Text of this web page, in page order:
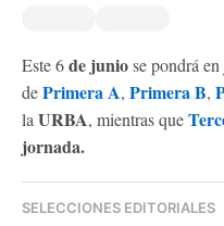
Este 6de juniose pondrá
dePrimera A, Primera B,
la URBA, mientras que
jornada.
SELECCIONES EDITORIALES